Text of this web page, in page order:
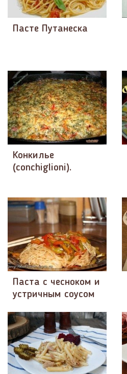
Пасте Путанеска
Конкилье
(conchiglioni).
Паста с чесноком и
устричным соусом